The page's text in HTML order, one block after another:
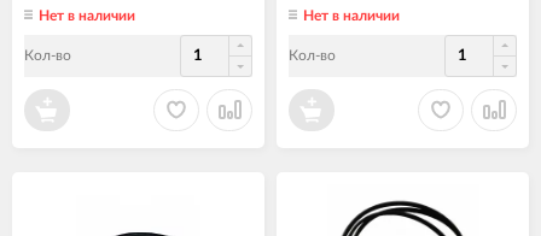
Нет в наличии
Кол-во
Нет в наличии
Кол-во